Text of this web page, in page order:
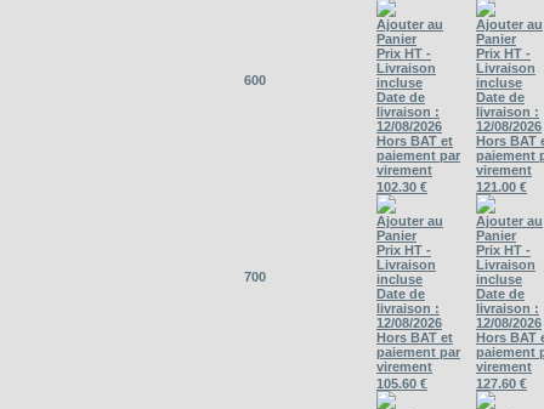
600
Ajouter au
Panier
Prix HT -
Livraison
incluse
Date de
livraison :
12/08/2026
Hors BAT et
paiement par
virement
Ajouter au
Panier
Prix HT -
Livraison
incluse
Date de
livraison :
12/08/2026
Hors BAT
paiement
virement
700
102.30 €
Ajouter au
Panier
Prix HT -
Livraison
incluse
Date de
livraison :
12/08/2026
Hors BAT et
paiement par
virement
121.00 €
Ajouter au
Panier
Prix HT -
Livraison
incluse
Date de
livraison :
12/08/2026
Hors BAT
paiement
virement
105.60 € 127.60 €